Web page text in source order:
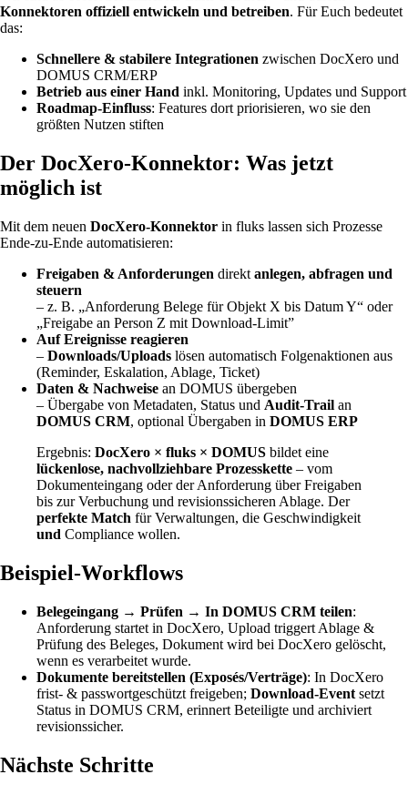
Konnektoren offiziell entwickeln und betreiben. Für Euch bedeutet
das:
Schnellere & stabilere Integrationen zwischen DocXero und
DOMUS CRM/ERP
Betrieb aus einer Hand inkl. Monitoring, Updates und Support
Roadmap-Einfluss: Features dort priorisieren, wo sie den
größten Nutzen stiften
Der DocXero-Konnektor: Was jetzt
möglich ist
Mit dem neuen DocXero-Konnektor in fluks lassen sich Prozesse
Ende-zu-Ende automatisieren:
Freigaben & Anforderungen direkt anlegen, abfragen und
steuern
– z. B. „Anforderung Belege für Objekt X bis Datum Y“ oder
„Freigabe an Person Z mit Download-Limit”
Auf Ereignisse reagieren
– Downloads/Uploads lösen automatisch Folgenaktionen aus
(Reminder, Eskalation, Ablage, Ticket)
Daten & Nachweise an DOMUS übergeben
– Übergabe von Metadaten, Status und Audit-Trail an
DOMUS CRM, optional Übergaben in DOMUS ERP
Ergebnis: DocXero × fluks × DOMUS bildet eine
lückenlose, nachvollziehbare Prozesskette – vom
Dokumenteingang oder der Anforderung über Freigaben
bis zur Verbuchung und revisionssicheren Ablage. Der
perfekte Match für Verwaltungen, die Geschwindigkeit
und Compliance wollen.
Beispiel-Workflows
Belegeingang → Prüfen → In DOMUS CRM teilen:
Anforderung startet in DocXero, Upload triggert Ablage &
Prüfung des Beleges, Dokument wird bei DocXero gelöscht,
wenn es verarbeitet wurde.
Dokumente bereitstellen (Exposés/Verträge): In DocXero
frist- & passwortgeschützt freigeben; Download-Event setzt
Status in DOMUS CRM, erinnert Beteiligte und archiviert
revisionssicher.
Nächste Schritte